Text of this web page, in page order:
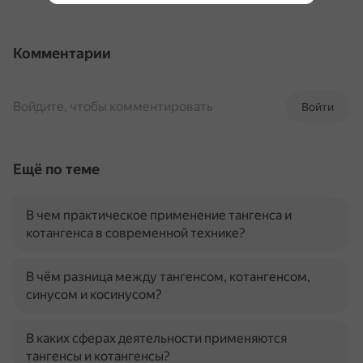
Комментарии
Войти
Войдите, чтобы комментировать
Ещё по теме
В чем практическое применение тангенса и
котангенса в современной технике?
В чём разница между тангенсом, котангенсом,
синусом и косинусом?
В каких сферах деятельности применяются
тангенсы и котангенсы?